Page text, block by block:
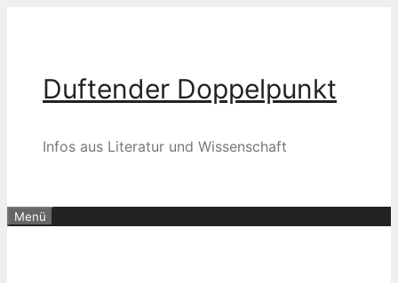
Duftender Doppelpunkt
Infos aus Literatur und Wissenschaft
Menü